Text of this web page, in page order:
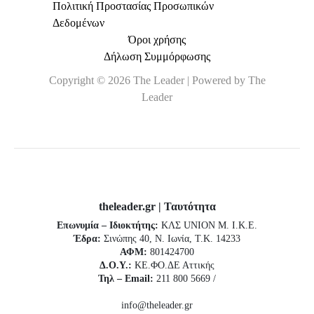
Πολιτική Προστασίας Προσωπικών
Δεδομένων
Όροι χρήσης
Δήλωση Συμμόρφωσης
Copyright © 2026 The Leader | Powered by The
Leader
theleader.gr | Ταυτότητα
Επωνυμία – Ιδιοκτήτης: ΚΛΣ UNION Μ. Ι.Κ.Ε.
Έδρα: Σινώπης 40, Ν. Ιωνία, Τ.Κ. 14233
ΑΦΜ: 801424700
Δ.Ο.Υ.: ΚΕ.ΦΟ.ΔΕ Αττικής
Τηλ – Email: 211 800 5669 /
info@theleader.gr